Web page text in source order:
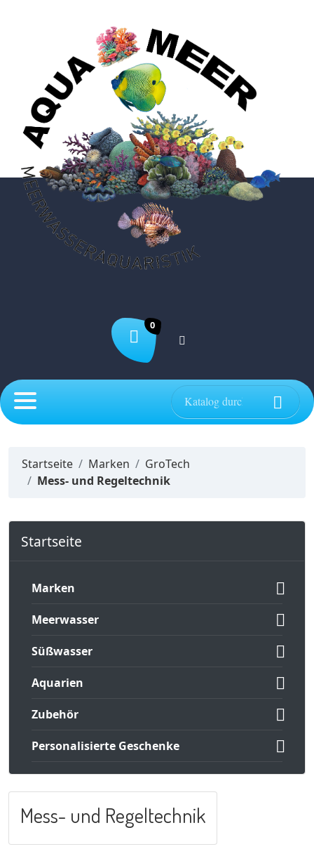
0

Startseite Marken
GroTech
Mess- und Regeltechnik
Startseite
Marken 
Meerwasser 
Süßwasser 
Aquarien 
Zubehör 
Personalisierte Geschenke 
Mess- und Regeltechnik